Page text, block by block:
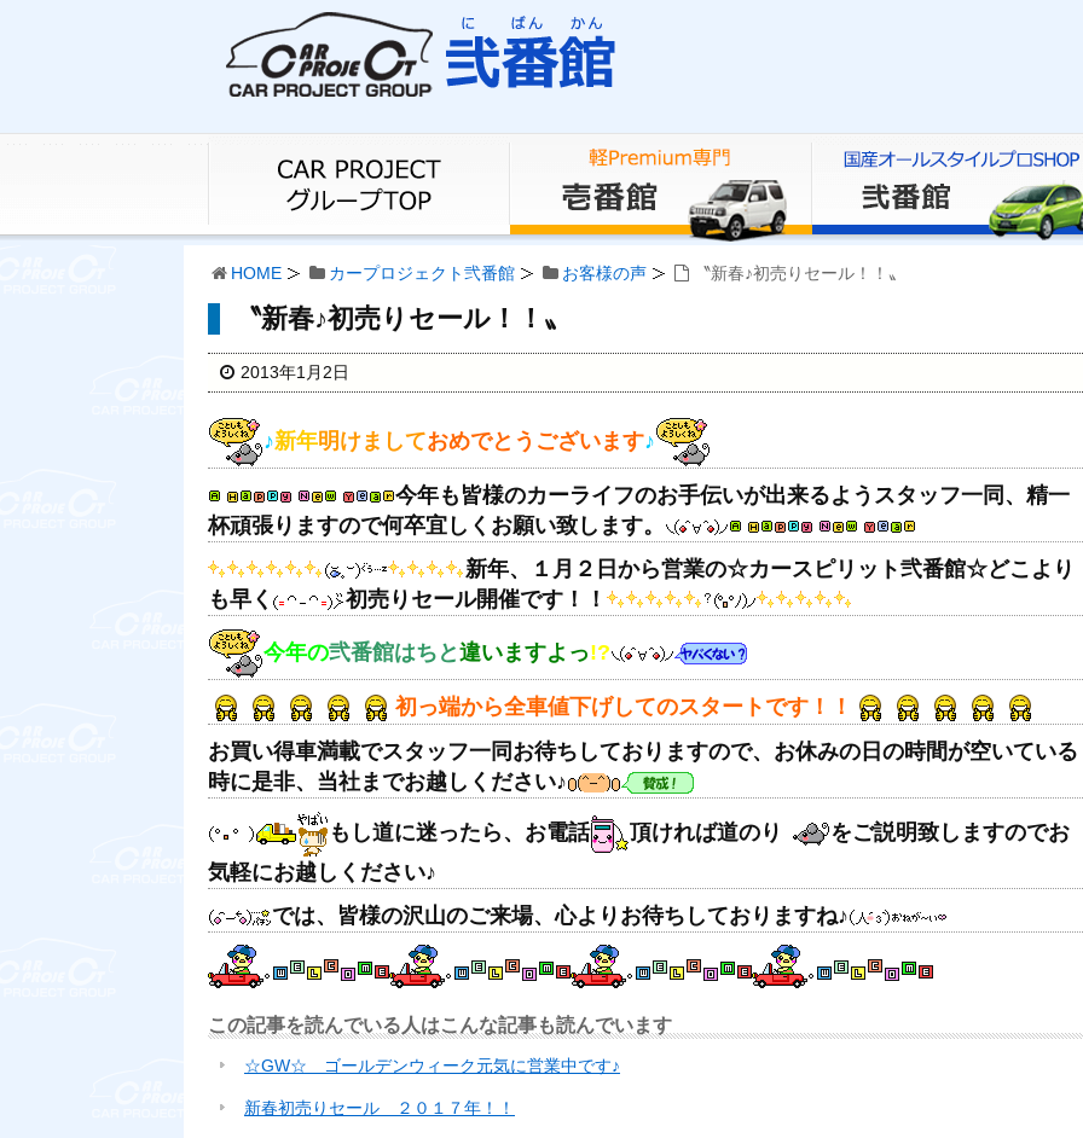
HOME カープロジェクト弐番館 お客様の声 〝新春♪初売りセール！！〟
〝新春♪初売りセール！！〟
2013年1月2日
♪新年明けましておめでとうございます♪
今年も皆様のカーライフのお手伝いが出来るようスタッフ一同、精一
杯頑張りますので何卒宜しくお願い致します。
新年、１月２日から営業の☆カースピリット弐番館☆どこより
も早く
初売りセール開催です！！
今年の弐番館はちと違いますよっ!?
初っ端から全車値下げしてのスタートです！！
お買い得車満載でスタッフ一同お待ちしておりますので、お休みの日の時間が空いている
時に是非、当社までお越しください♪
もし道に迷ったら、お電話 頂ければ道のり
をご説明致しますのでお
気軽にお越しください♪
では、皆様の沢山のご来場、心よりお待ちしておりますね♪
この記事を読んでいる人はこんな記事も読んでいます
☆GW☆ ゴールデンウィーク元気に営業中です♪
新春初売りセール ２０１７年！！